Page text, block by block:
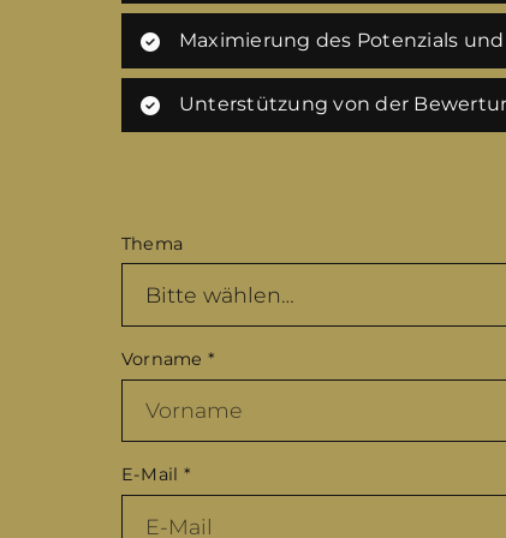
Maximierung des Potenzials
Unterstützung von der
Thema
Vorname *
E-Mail *